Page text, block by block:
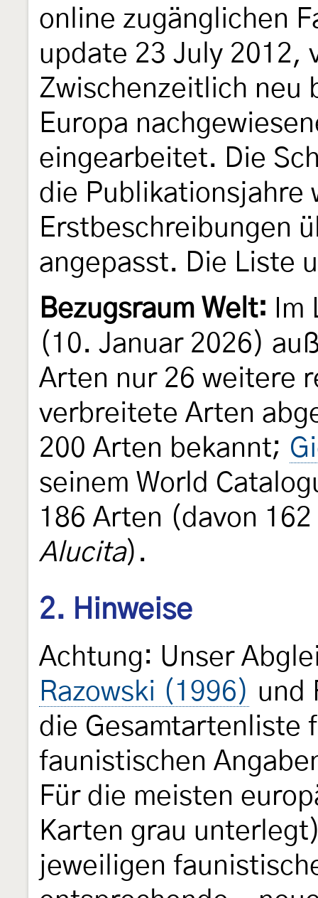
online zugänglichen
update 23 July 2012,
Zwischenzeitlich neu
Europa
eingearbeitet. Die
die Publikationsjahre
Erstbeschreibungen
angepasst. Die Liste
Bezugsraum Welt: Im
(10. Januar 2026)
Arten nur 26 weitere
verbreitete Arten
200 Arten bekannt;
seinem World
186 Arten (davon
Alucita).
2. Hinweise
Achtung: Unser
Razowski (1996) und
die Gesamtartenliste
faunistischen
Für die meisten
Karten grau
jeweiligen